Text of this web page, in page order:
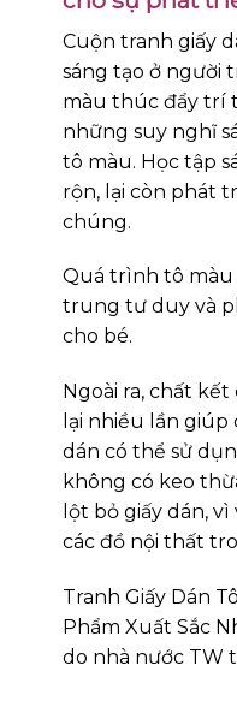
Cuộn tranh giấy
sáng tạo ở người
màu thúc đẩy trí
những suy nghĩ
tô màu. Học tập
rộn, lại còn phát
chúng.
Quá trình tô
trung tư duy và
cho bé.
Ngoài ra, chất
lại nhiều lần giúp
dán có thể sử
không có keo
lột bỏ giấy dán,
các đồ nội thất
Tranh Giấy Dán
Phẩm Xuất Sắc
do nhà nước TW